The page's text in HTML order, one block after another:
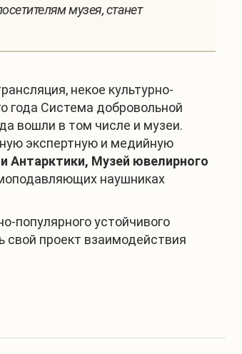
музея, станет
некое культурно-
года Система добровольной
вошли в том числе и музеи.
экспертную и медийную
Антарктики, Музей ювелирного
наушниках
популярного устойчивого
свой проект взаимодействия